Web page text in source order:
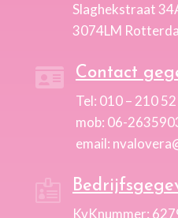
Slaghekstraat
3074LM
 Contact
Tel: 010 – 210
mob: 06-
email:
KvKnummer: